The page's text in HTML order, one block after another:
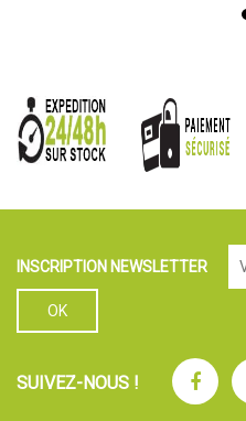
INSCRIPTION NEWSLETTER
SUIVEZ-NOUS !